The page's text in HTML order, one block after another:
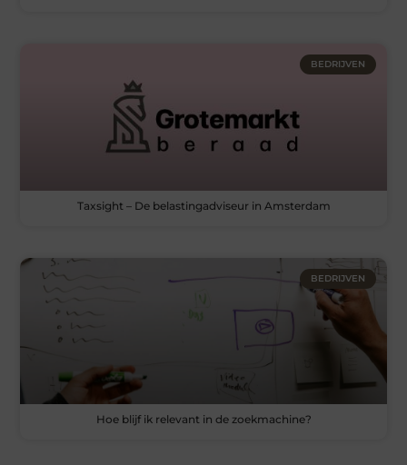
BEDRIJVEN
Taxsight – De belastingadviseur in Amsterdam
BEDRIJVEN
Hoe blijf ik relevant in de zoekmachine?